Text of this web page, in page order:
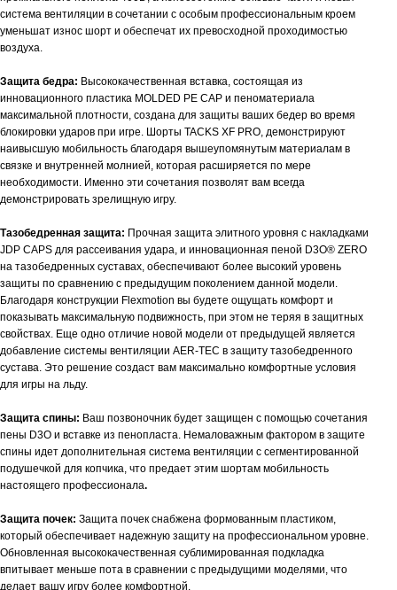
система вентиляции в сочетании с особым профессиональным кроем
уменьшат износ шорт и обеспечат их превосходной проходимостью
воздуха.
Защита бедра: Высококачественная вставка, состоящая из
инновационного пластика MOLDED PE CAP и пеноматериала
максимальной плотности, создана для защиты ваших бедер во время
блокировки ударов при игре. Шорты TACKS XF PRO, демонстрируют
наивысшую мобильность благодаря вышеупомянутым материалам в
связке и внутренней молнией, которая расширяется по мере
необходимости. Именно эти сочетания позволят вам всегда
демонстрировать зрелищную игру.
Тазобедренная защита: Прочная защита элитного уровня с накладками
JDP CAPS для рассеивания удара, и инновационная пеной D3O® ZERO
на тазобедренных суставах, обеспечивают более высокий уровень
защиты по сравнению с предыдущим поколением данной модели.
Благодаря конструкции Flexmotion вы будете ощущать комфорт и
показывать максимальную подвижность, при этом не теряя в защитных
свойствах. Еще одно отличие новой модели от предыдущей является
добавление системы вентиляции AER-TEC в защиту тазобедренного
сустава. Это решение создаст вам максимально комфортные условия
для игры на льду.
Защита спины: Ваш позвоночник будет защищен с помощью сочетания
пены D3O и вставке из пенопласта. Немаловажным фактором в защите
спины идет дополнительная система вентиляции с сегментированной
подушечкой для копчика, что предает этим шортам мобильность
настоящего профессионала.
Защита почек: Защита почек снабжена формованным пластиком,
который обеспечивает надежную защиту на профессиональном уровне.
Обновленная высококачественная сублимированная подкладка
впитывает меньше пота в сравнении с предыдущими моделями, что
делает вашу игру более комфортной.